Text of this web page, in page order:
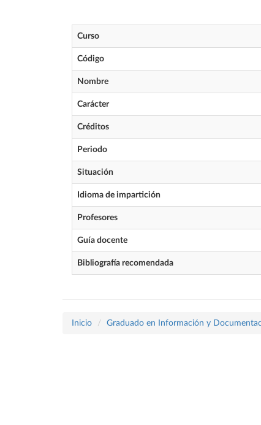
Curso
Código
Nombre
Carácter
Créditos
Periodo
Situación
Idioma de impartición
Profesores
Guía docente
Bibliografía recomendada
Inicio Graduado en Información y